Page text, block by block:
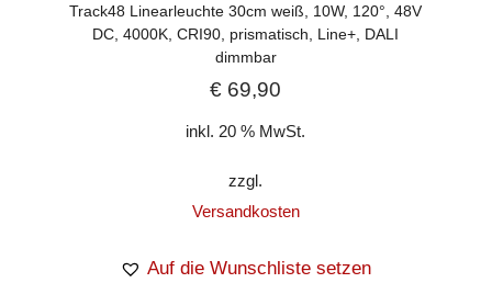
Track48 Linearleuchte 30cm weiß, 10W, 120°, 48V
DC, 4000K, CRI90, prismatisch, Line+, DALI
dimmbar
€ 69,90
inkl. 20 % MwSt.
zzgl.
Versandkosten
Auf die Wunschliste setzen